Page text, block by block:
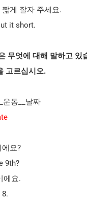
d
o
게 잘자 주세요.
it short.
무엇에 대해 말하고 있
고르십시오.
운동
날짜
에요?
9th?
에요.